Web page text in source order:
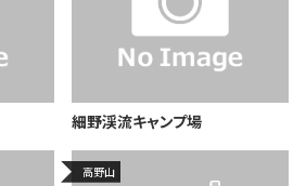
細野渓流キャンプ場
高野山